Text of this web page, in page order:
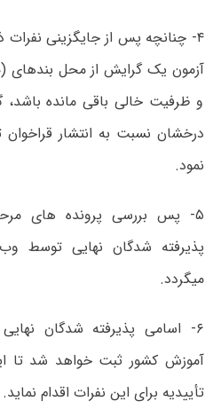
۴- چنانچه پس از جایگزینی
و ظرفیت خالی باقی مانده باشد،
درخشان نسبت به انتشار
نمود.
۵- پس بررسی پرونده های
پذیرفته شدگان نهایی توسط
میگردد.
۶- اسامی پذیرفته شدگان
آموزش کشور ثبت خواهد شد تا
تأییدیه برای این نفرات اقدام نماید.